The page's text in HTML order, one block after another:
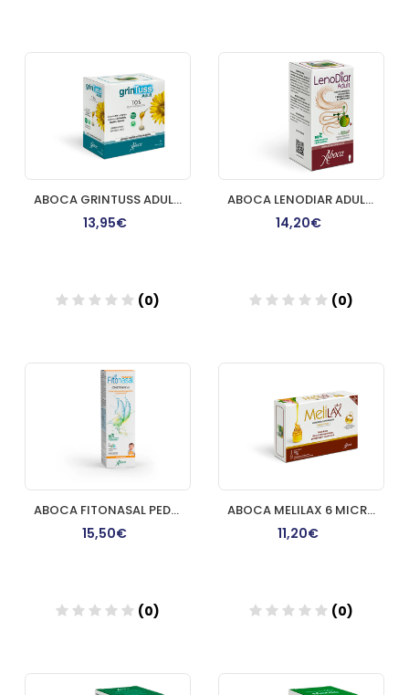
Añadir
ABOCA GRINTUSS ADULTOS POLIRESIN 20 COMP
13,95€
(0)
Añadir
ABOCA LENODIAR ADULTOS 20 CAPS
14,20€
(0)
ABOCA FITONASAL PEDIATRIC SPRAY NEBULIZADOR 125 ML
15,50€
(0)
Añadir
ABOCA MELILAX 6 MICROENEMAS DE 10 G
11,20€
(0)
Añadir